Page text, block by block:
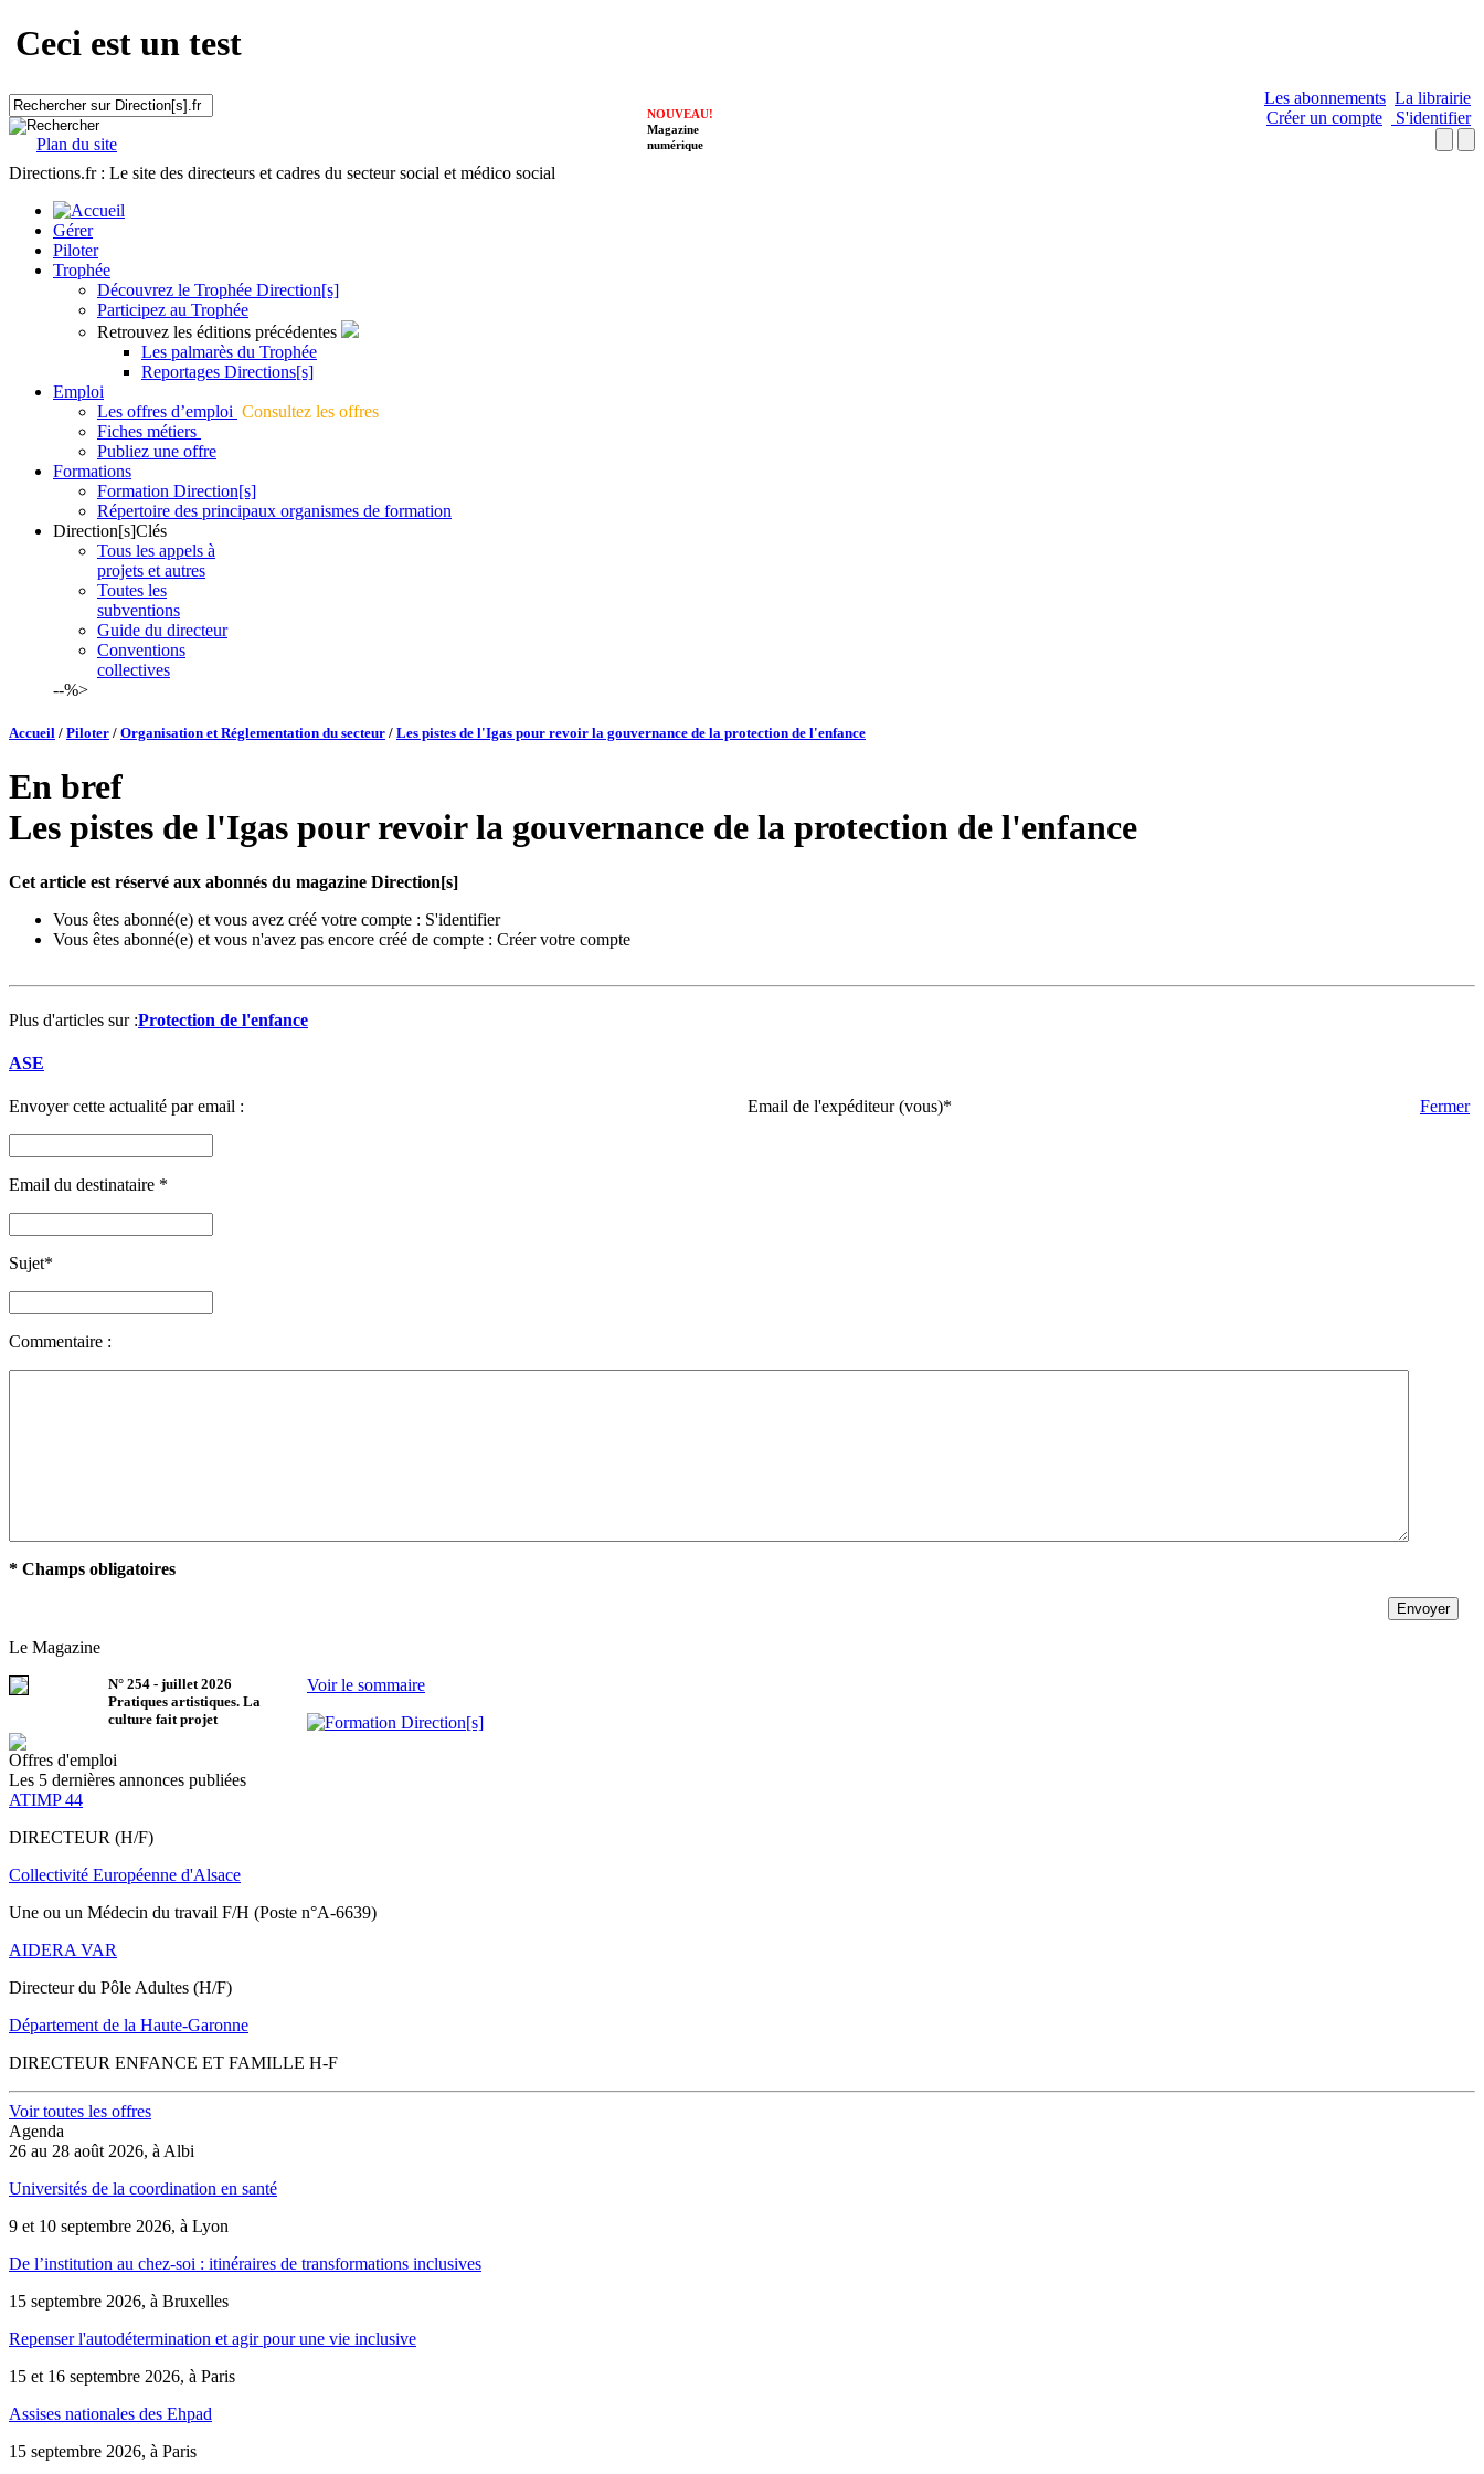
Ceci est un test
Plan du site
Les abonnements La librairie
Créer un compte
S'identifier
NOUVEAU!
Magazine
numérique
Directions.fr : Le site des directeurs et cadres du secteur social et médico social
Gérer
Piloter
Trophée
Découvrez le Trophée Direction[s]
Participez au Trophée
Retrouvez les éditions précédentes
Les palmarès du Trophée
Reportages Directions[s]
Emploi
Les offres d’emploi Consultez les offres
Fiches métiers
Publiez une offre
Formations
Formation Direction[s]
Répertoire des principaux organismes de formation
Direction[s]Clés
Tous les appels à
projets et autres
Toutes les
subventions
Guide du directeur
Conventions
collectives
--%>
Accueil / Piloter / Organisation et Réglementation du secteur / Les pistes de l'Igas pour revoir la gouvernance de la protection de l'enfance
En bref
Les pistes de l'Igas pour revoir la gouvernance de la protection de l'enfance
Cet article est réservé aux abonnés du magazine Direction[s]
Vous êtes abonné(e) et vous avez créé votre compte : S'identifier
Vous êtes abonné(e) et vous n'avez pas encore créé de compte : Créer votre compte
Plus d'articles sur :Protection de l'enfance
ASE
Envoyer cette actualité par email : Fermer
Email de l'expéditeur (vous)*
Email du destinataire *
Sujet*
Commentaire :
* Champs obligatoires
Le Magazine
N° 254 - juillet 2026
Pratiques artistiques. La
culture fait projet
Voir le sommaire
Offres d'emploi
Les 5 dernières annonces publiées
ATIMP 44
DIRECTEUR (H/F)
Collectivité Européenne d'Alsace
Une ou un Médecin du travail F/H (Poste n°A-6639)
AIDERA VAR
Directeur du Pôle Adultes (H/F)
Département de la Haute-Garonne
DIRECTEUR ENFANCE ET FAMILLE H-F
Voir toutes les offres
Agenda
26 au 28 août 2026, à Albi
Universités de la coordination en santé
9 et 10 septembre 2026, à Lyon
De l’institution au chez-soi : itinéraires de transformations inclusives
15 septembre 2026, à Bruxelles
Repenser l'autodétermination et agir pour une vie inclusive
15 et 16 septembre 2026, à Paris
Assises nationales des Ehpad
15 septembre 2026, à Paris